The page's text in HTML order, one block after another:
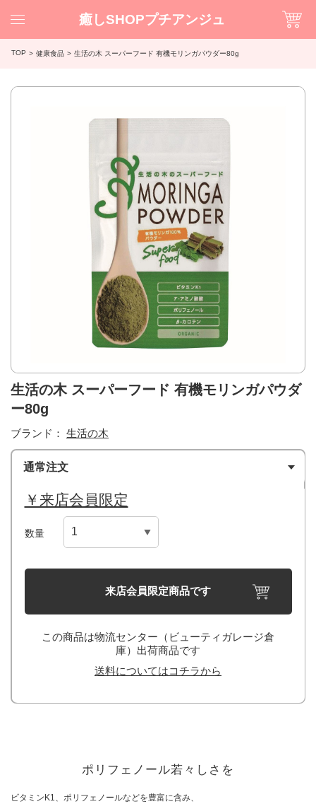
癒しSHOPプチアンジュ
TOP 健康食品 生活の木 スーパーフード 有機モリンガパウダー80g
生活の木 スーパーフード 有機モリンガパウダ
ー80g
ブランド： 生活の木
通常注文
￥来店会員限定
数量
来店会員限定商品です
この商品は物流センター（ビューティガレージ倉
庫）出荷商品です
送料についてはコチラから
ポリフェノール若々しさを
ビタミンK1、ポリフェノールなどを豊富に含み、